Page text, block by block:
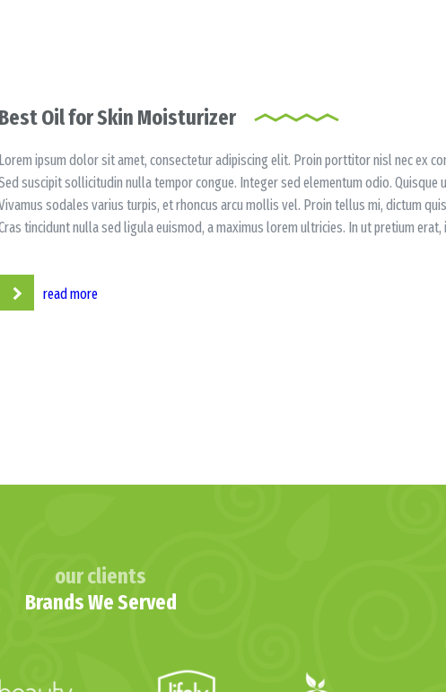
Best Oil for Skin Moisturizer
Lorem ipsum dolor sit amet, consectetur adipiscing elit. Proin porttitor nisl nec ex
suscipit sollicitudin nulla tempor congue. Integer sed elementum odio.
sodales varius turpis, et rhoncus arcu mollis vel. Proin tellus mi, dictum
tincidunt nulla sed ligula euismod, a maximus lorem ultricies. In ut pretium erat,
read more
our clients
Brands We Served